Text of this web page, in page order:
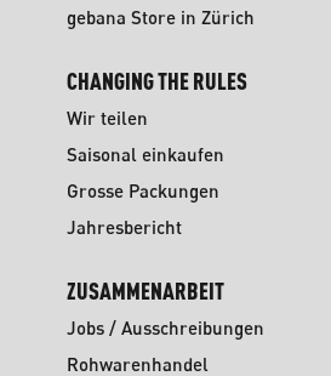
gebana Store in Zürich
CHANGING THE RULES
Wir teilen
Saisonal einkaufen
Grosse Packungen
Jahresbericht
ZUSAMMENARBEIT
Jobs / Ausschreibungen
Rohwarenhandel